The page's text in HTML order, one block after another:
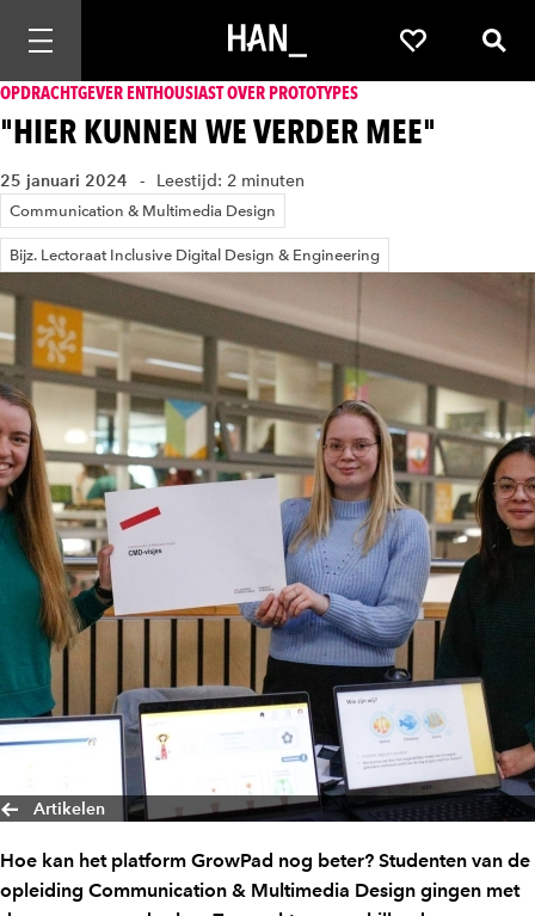
Mobiele navigatie openen Favorieten
OPDRACHTGEVER ENTHOUSIAST OVER PROTOTYPES
"HIER KUNNEN WE VERDER MEE"
25 januari 2024 Leestijd: 2 minuten
Communication & Multimedia Design
Bijz. Lectoraat Inclusive Digital Design & Engineering
Artikelen
Hoe kan het platform GrowPad nog beter? Studenten van de
opleiding Communication & Multimedia Design gingen met